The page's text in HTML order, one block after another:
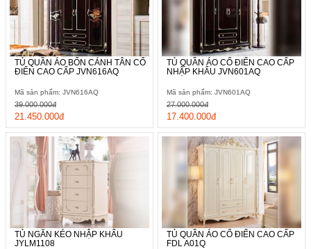
TỦ QUẦN ÁO BỐN CÁNH TÂN CỔ
ĐIỂN CAO CẤP JVN616AQ
Mã sản phẩm: JVN616AQ
21.450.000đ
39.000.000đ
TỦ QUẦN ÁO CỔ ĐIỂN CAO CẤP
NHẬP KHẨU JVN601AQ
Mã sản phẩm: JVN601AQ
17.400.000đ
27.000.000đ
TỦ NGĂN KÉO NHẬP KHẨU
JYLM1108
TỦ QUẦN ÁO CỔ ĐIỂN CAO CẤP
FDL A01Q